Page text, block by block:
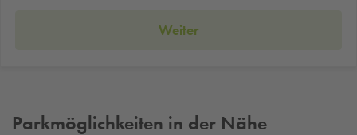
Weiter
Parkmöglichkeiten in der Nähe